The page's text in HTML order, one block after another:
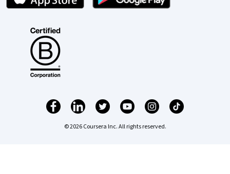
© 2026 Coursera Inc. All rights reserved.